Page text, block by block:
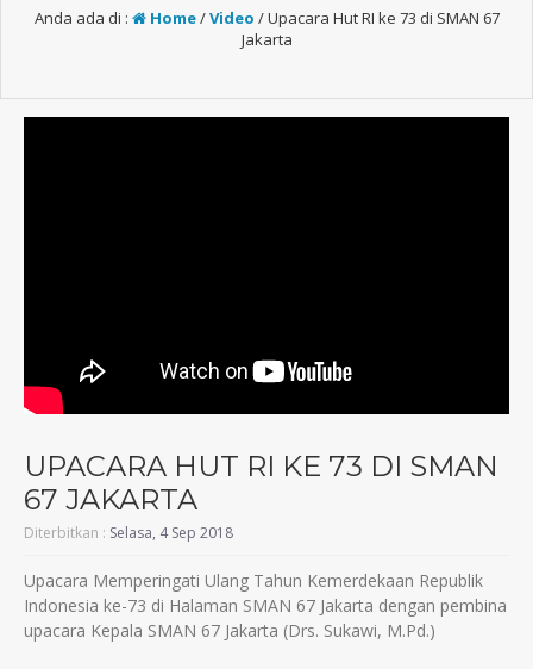
Anda ada di : Home/Video /Upacara Hut RI ke 73 di SMAN 67
Jakarta
UPACARA HUT RI KE 73 DI SMAN
67 JAKARTA
Diterbitkan : Selasa, 4 Sep 2018
Upacara Memperingati Ulang Tahun Kemerdekaan Republik
Indonesia ke-73 di Halaman SMAN 67 Jakarta dengan pembina
upacara Kepala SMAN 67 Jakarta (Drs. Sukawi, M.Pd.)